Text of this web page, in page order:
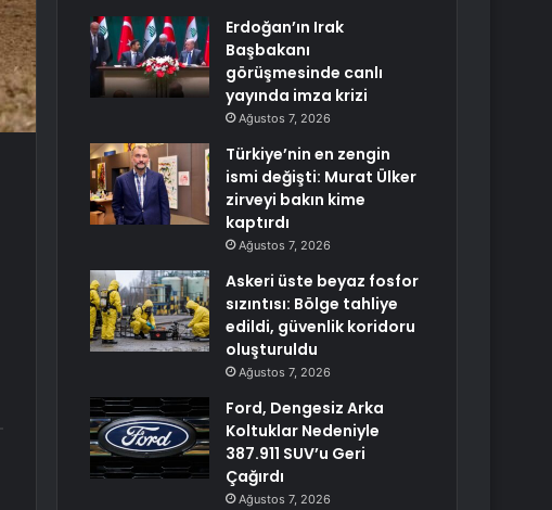
Erdoğan’ın Irak
Başbakanı
görüşmesinde canlı
yayında imza krizi
Ağustos 7, 2026
Türkiye’nin en zengin
ismi değişti: Murat Ülker
zirveyi bakın kime
kaptırdı
Ağustos 7, 2026
Askeri üste beyaz fosfor
sızıntısı: Bölge tahliye
edildi, güvenlik koridoru
oluşturuldu
Ağustos 7, 2026
Ford, Dengesiz Arka
Koltuklar Nedeniyle
387.911 SUV’u Geri
Çağırdı
Ağustos 7, 2026